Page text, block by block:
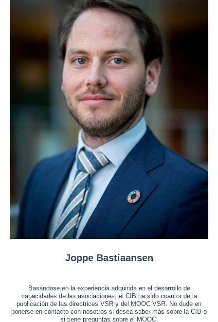
Joppe Bastiaansen
Basándose en la experiencia adquirida en el desarrollo de
capacidades de las asociaciones, el CIB ha sido coautor de la
publicación de las directrices VSR y del MOOC VSR. No dude en
ponerse en contacto con nosotros si desea saber más sobre la CIB o
si tiene preguntas sobre el MOOC.